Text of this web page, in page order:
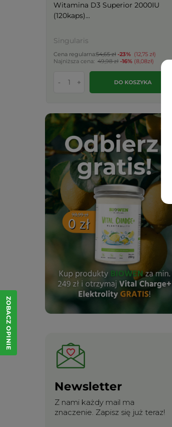
Witamina D3 Superior 2000IU
(120kaps)...
Singularis
Cena regularna:54,65 zł -23% (12,75 zł)
Najniższa cena: 49,98 zł -16% (8,08zł)
- + DO KOSZYKA
Newsletter
Z nami każdy mail ma
znaczenie. Zapisz się już teraz!
ZOBACZ OPINIE